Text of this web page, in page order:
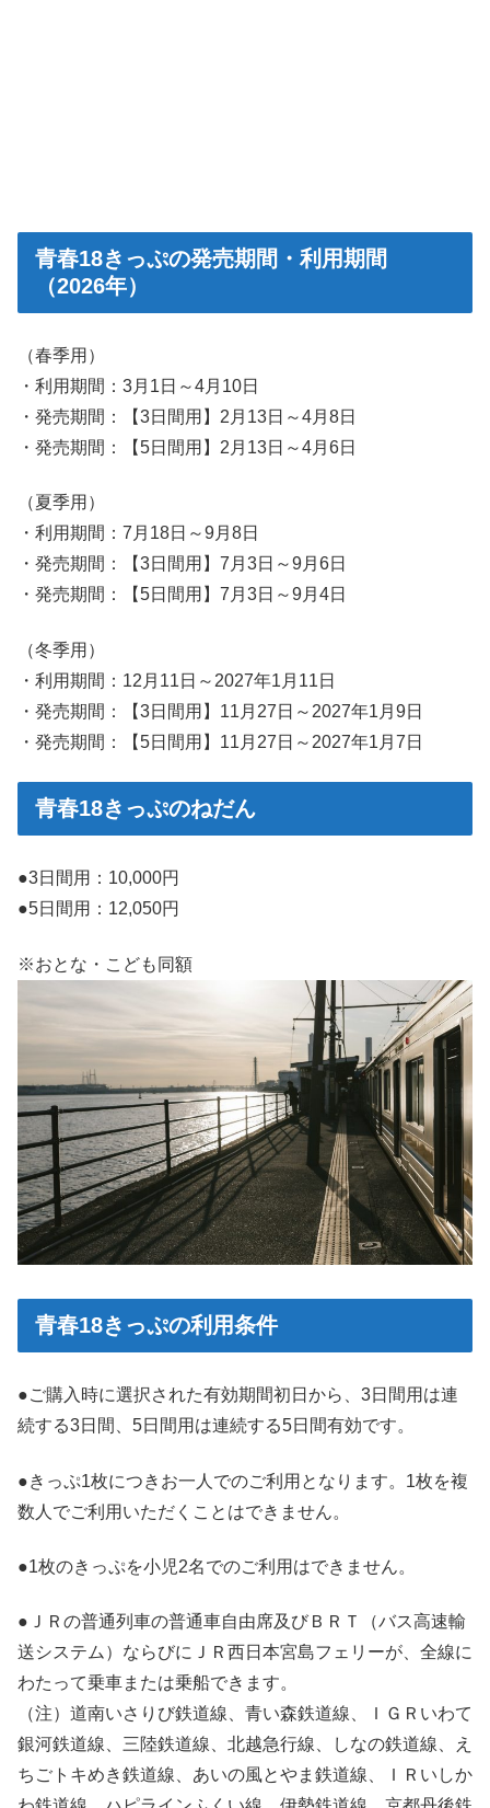
青春18きっぷの発売期間・利用期間
（2026年）
（春季用）
・利用期間：3月1日～4月10日
・発売期間：【3日間用】2月13日～4月8日
・発売期間：【5日間用】2月13日～4月6日
（夏季用）
・利用期間：7月18日～9月8日
・発売期間：【3日間用】7月3日～9月6日
・発売期間：【5日間用】7月3日～9月4日
（冬季用）
・利用期間：12月11日～2027年1月11日
・発売期間：【3日間用】11月27日～2027年1月9日
・発売期間：【5日間用】11月27日～2027年1月7日
青春18きっぷのねだん
●3日間用：10,000円
●5日間用：12,050円
※おとな・こども同額
青春18きっぷの利用条件
●ご購入時に選択された有効期間初日から、3日間用は連
続する3日間、5日間用は連続する5日間有効です。
●きっぷ1枚につきお一人でのご利用となります。1枚を複
数人でご利用いただくことはできません。
●1枚のきっぷを小児2名でのご利用はできません。
●ＪＲの普通列車の普通車自由席及びＢＲＴ（バス高速輸
送システム）ならびにＪＲ西日本宮島フェリーが、全線に
わたって乗車または乗船できます。
（注）道南いさりび鉄道線、青い森鉄道線、ＩＧＲいわて
銀河鉄道線、三陸鉄道線、北越急行線、しなの鉄道線、え
ちごトキめき鉄道線、あいの風とやま鉄道線、ＩＲいしか